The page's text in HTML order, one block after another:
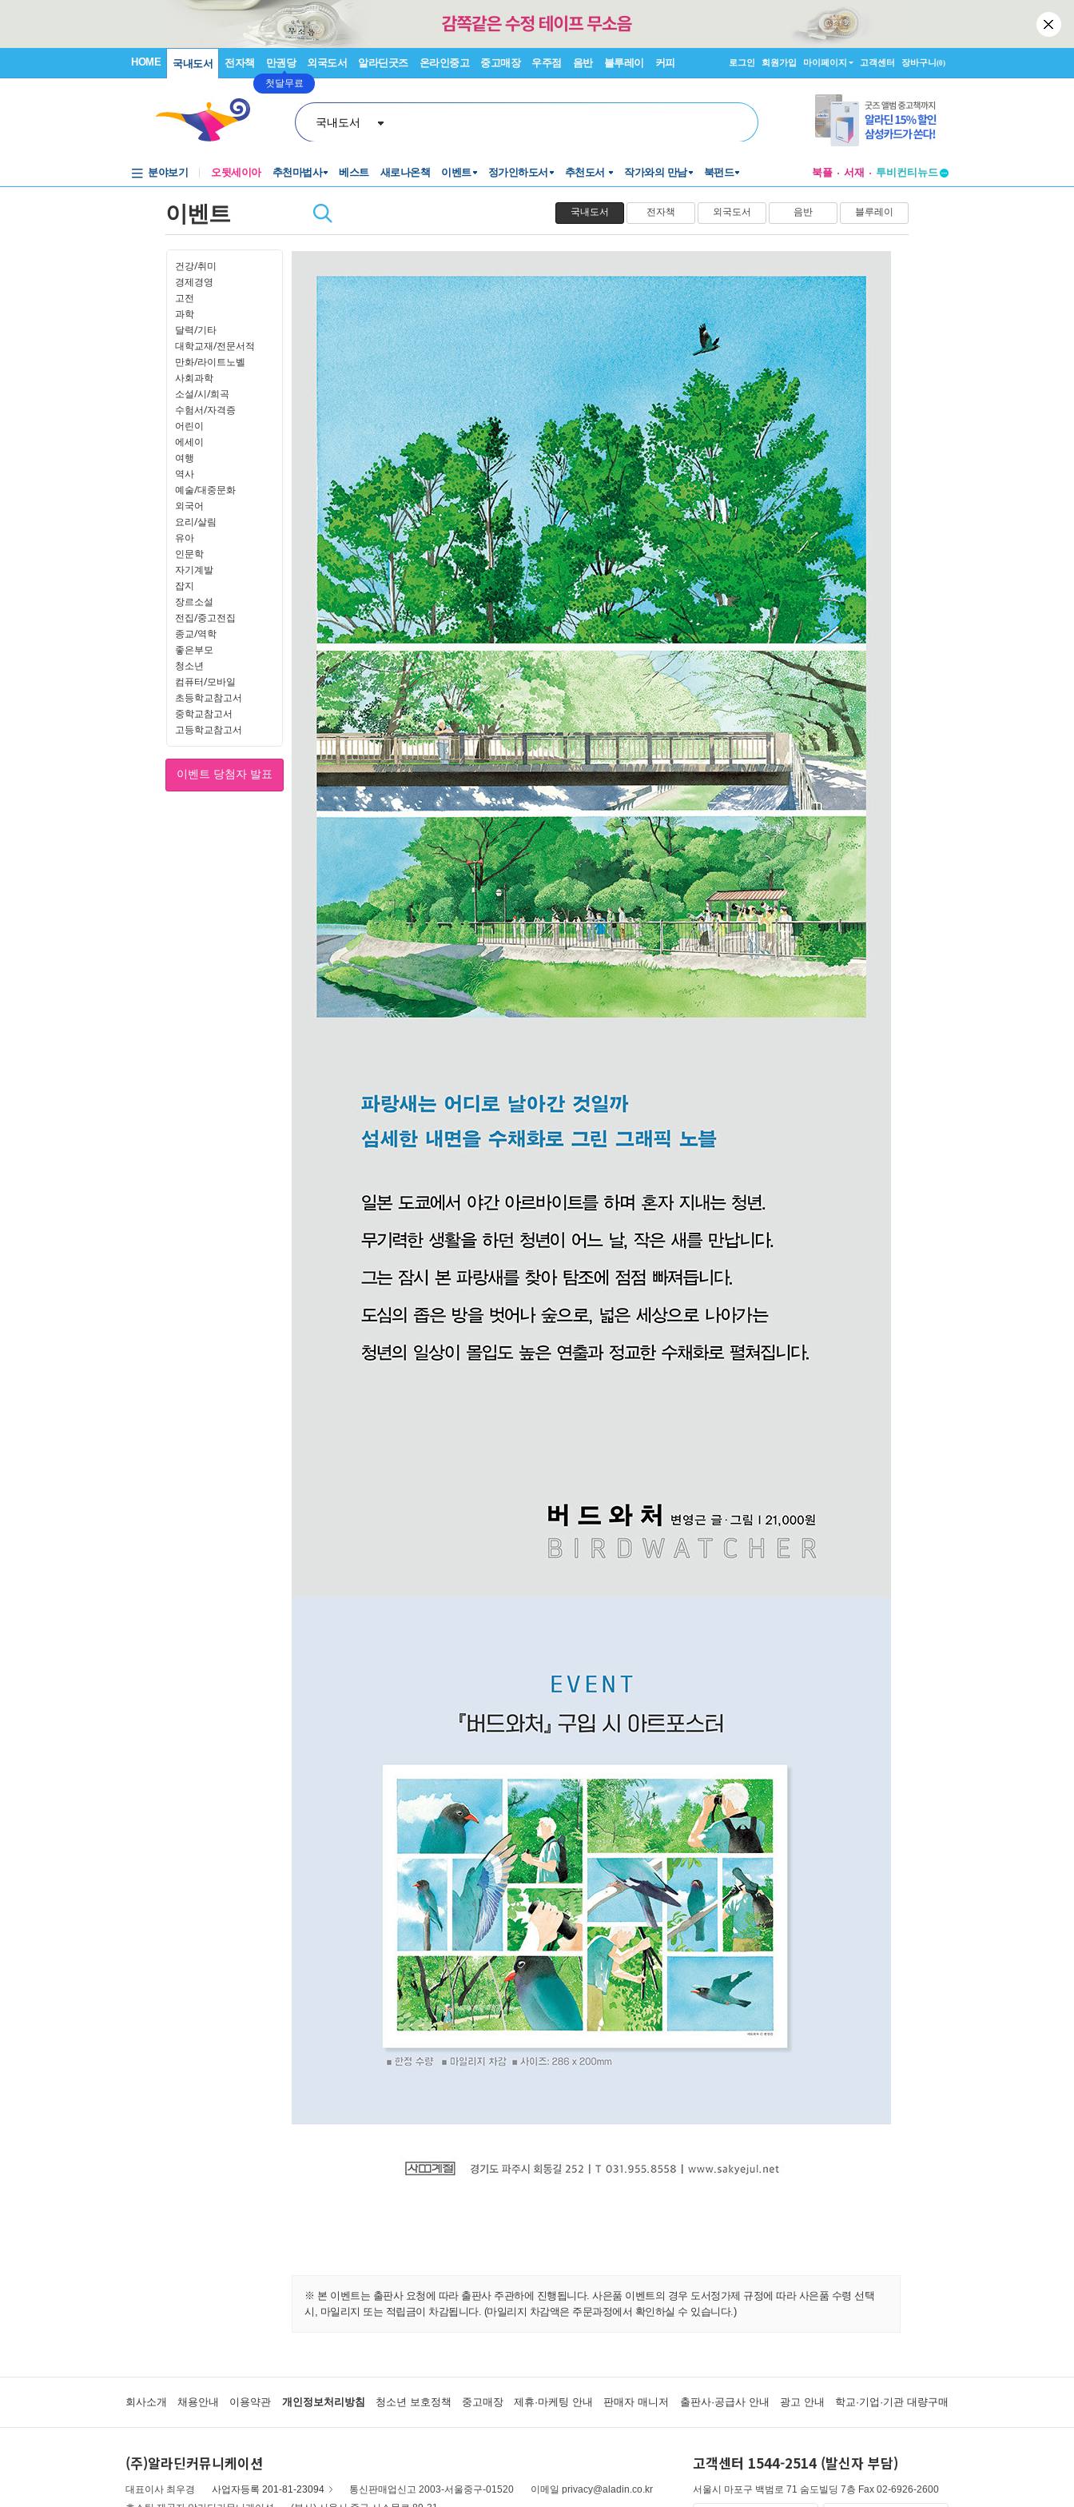
HOME 국내도서 전자책 만권당
첫달무료
외국도서 알라딘굿즈 온라인중고 중고매장 우주점 음반 블루레이 커피 로그인 회원가입 마이페이지 고객센터 장바구니(0)
국내도서
분야보기 오뒷세이아 추천마법사 베스트 새로나온책 이벤트 정가인하도서 추천도서 작가와의 만남 북펀드 북플 서재
투비컨티뉴드
투비컨티뉴드
이벤트 국내도서 전자책 외국도서 음반 블루레이
건강/취미
경제경영
고전
과학
달력/기타
대학교재/전문서적
만화/라이트노벨
사회과학
소설/시/희곡
수험서/자격증
어린이
에세이
여행
역사
예술/대중문화
외국어
요리/살림
유아
인문학
자기계발
잡지
장르소설
전집/중고전집
종교/역학
좋은부모
청소년
컴퓨터/모바일
초등학교참고서
중학교참고서
고등학교참고서
이벤트 당첨자 발표
※ 본 이벤트는 출판사 요청에 따라 출판사 주관하에 진행됩니다. 사은품 이벤트의 경우 도서정가제 규정에 따라 사은품 수령 선택
시, 마일리지 또는 적립금이 차감됩니다. (마일리지 차감액은 주문과정에서 확인하실 수 있습니다.)
회사소개 채용안내 이용약관 개인정보처리방침 청소년 보호정책 중고매장 제휴·마케팅 안내 판매자 매니저 출판사·공급사 안내 광고 안내 학교·기업·기관 대량구매
(주)알라딘커뮤니케이션
대표이사 최우경 사업자등록 201-81-23094 통신판매업신고 2003-서울중구-01520
이메일 privacy@aladin.co.kr
고객센터 1544-2514 (발신자 부담)
서울시 마포구 백범로 71 숨도빌딩 7층 Fax 02-6926-2600